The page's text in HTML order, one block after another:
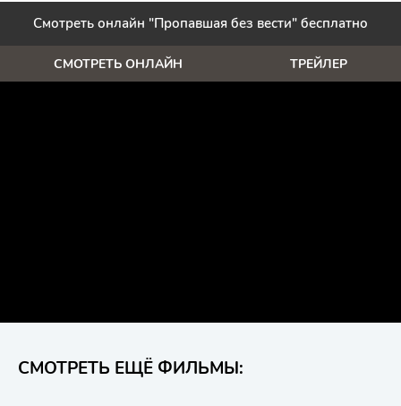
Смотреть онлайн "Пропавшая без вести" бесплатно
СМОТРЕТЬ ОНЛАЙН ТРЕЙЛЕР
СМОТРЕТЬ ЕЩЁ ФИЛЬМЫ: